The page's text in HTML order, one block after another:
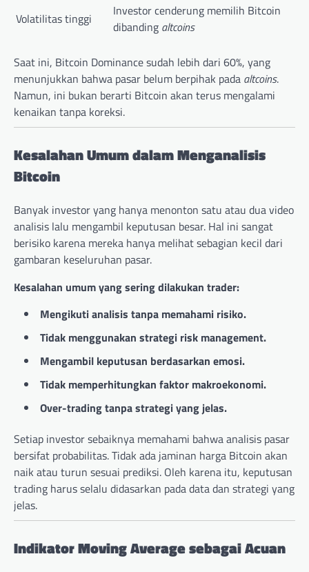
Volatilitas tinggi
Investor cenderung memilih Bitcoin
dibanding altcoins
Saat ini, Bitcoin Dominance sudah lebih dari 60%, yang
menunjukkan bahwa pasar belum berpihak pada altcoins.
Namun, ini bukan berarti Bitcoin akan terus mengalami
kenaikan tanpa koreksi.
Kesalahan Umum dalam Menganalisis
Bitcoin
Banyak investor yang hanya menonton satu atau dua video
analisis lalu mengambil keputusan besar. Hal ini sangat
berisiko karena mereka hanya melihat sebagian kecil dari
gambaran keseluruhan pasar.
Kesalahan umum yang sering dilakukan trader:
Mengikuti analisis tanpa memahami risiko.
Tidak menggunakan strategi risk management.
Mengambil keputusan berdasarkan emosi.
Tidak memperhitungkan faktor makroekonomi.
Over-trading tanpa strategi yang jelas.
Setiap investor sebaiknya memahami bahwa analisis pasar
bersifat probabilitas. Tidak ada jaminan harga Bitcoin akan
naik atau turun sesuai prediksi. Oleh karena itu, keputusan
trading harus selalu didasarkan pada data dan strategi yang
jelas.
Indikator Moving Average sebagai Acuan